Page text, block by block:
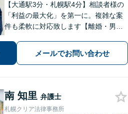
【大通駅3分・札幌駅4分】相談者様の
「利益の最大化」を第一に。複雑な案
件も柔軟に対応致します【離婚・男女
を見据えた解決をご提案いたします
【借金・債務整理】自己破産や個人整
メールでお問い合わせ
南 知里 弁護士
札幌クリア法律事務所